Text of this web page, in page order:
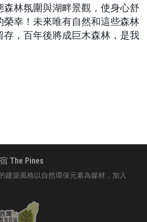
森林氛圍與湖畔景觀，使身心舒
榮幸！未來唯有自然和這些森林
存，百年後將成巨木森林，是我
The Pines
建築風格以自然環保元素為媒材，加入